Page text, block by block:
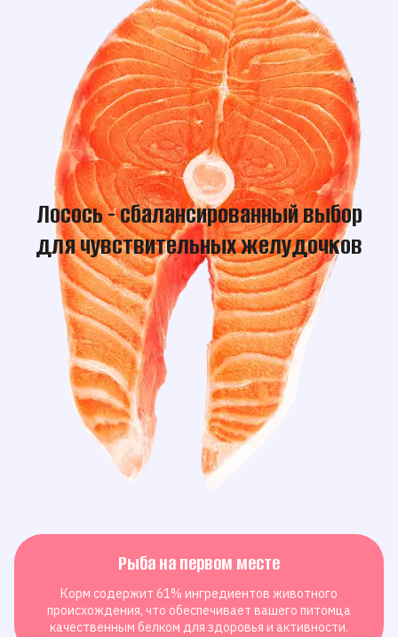
Лосось - сбалансированный выбор
для чувствительных желудочков
Рыба на первом месте
Корм содержит 61% ингредиентов животного
происхождения, что обеспечивает вашего питомца
качественным белком для здоровья и активности.